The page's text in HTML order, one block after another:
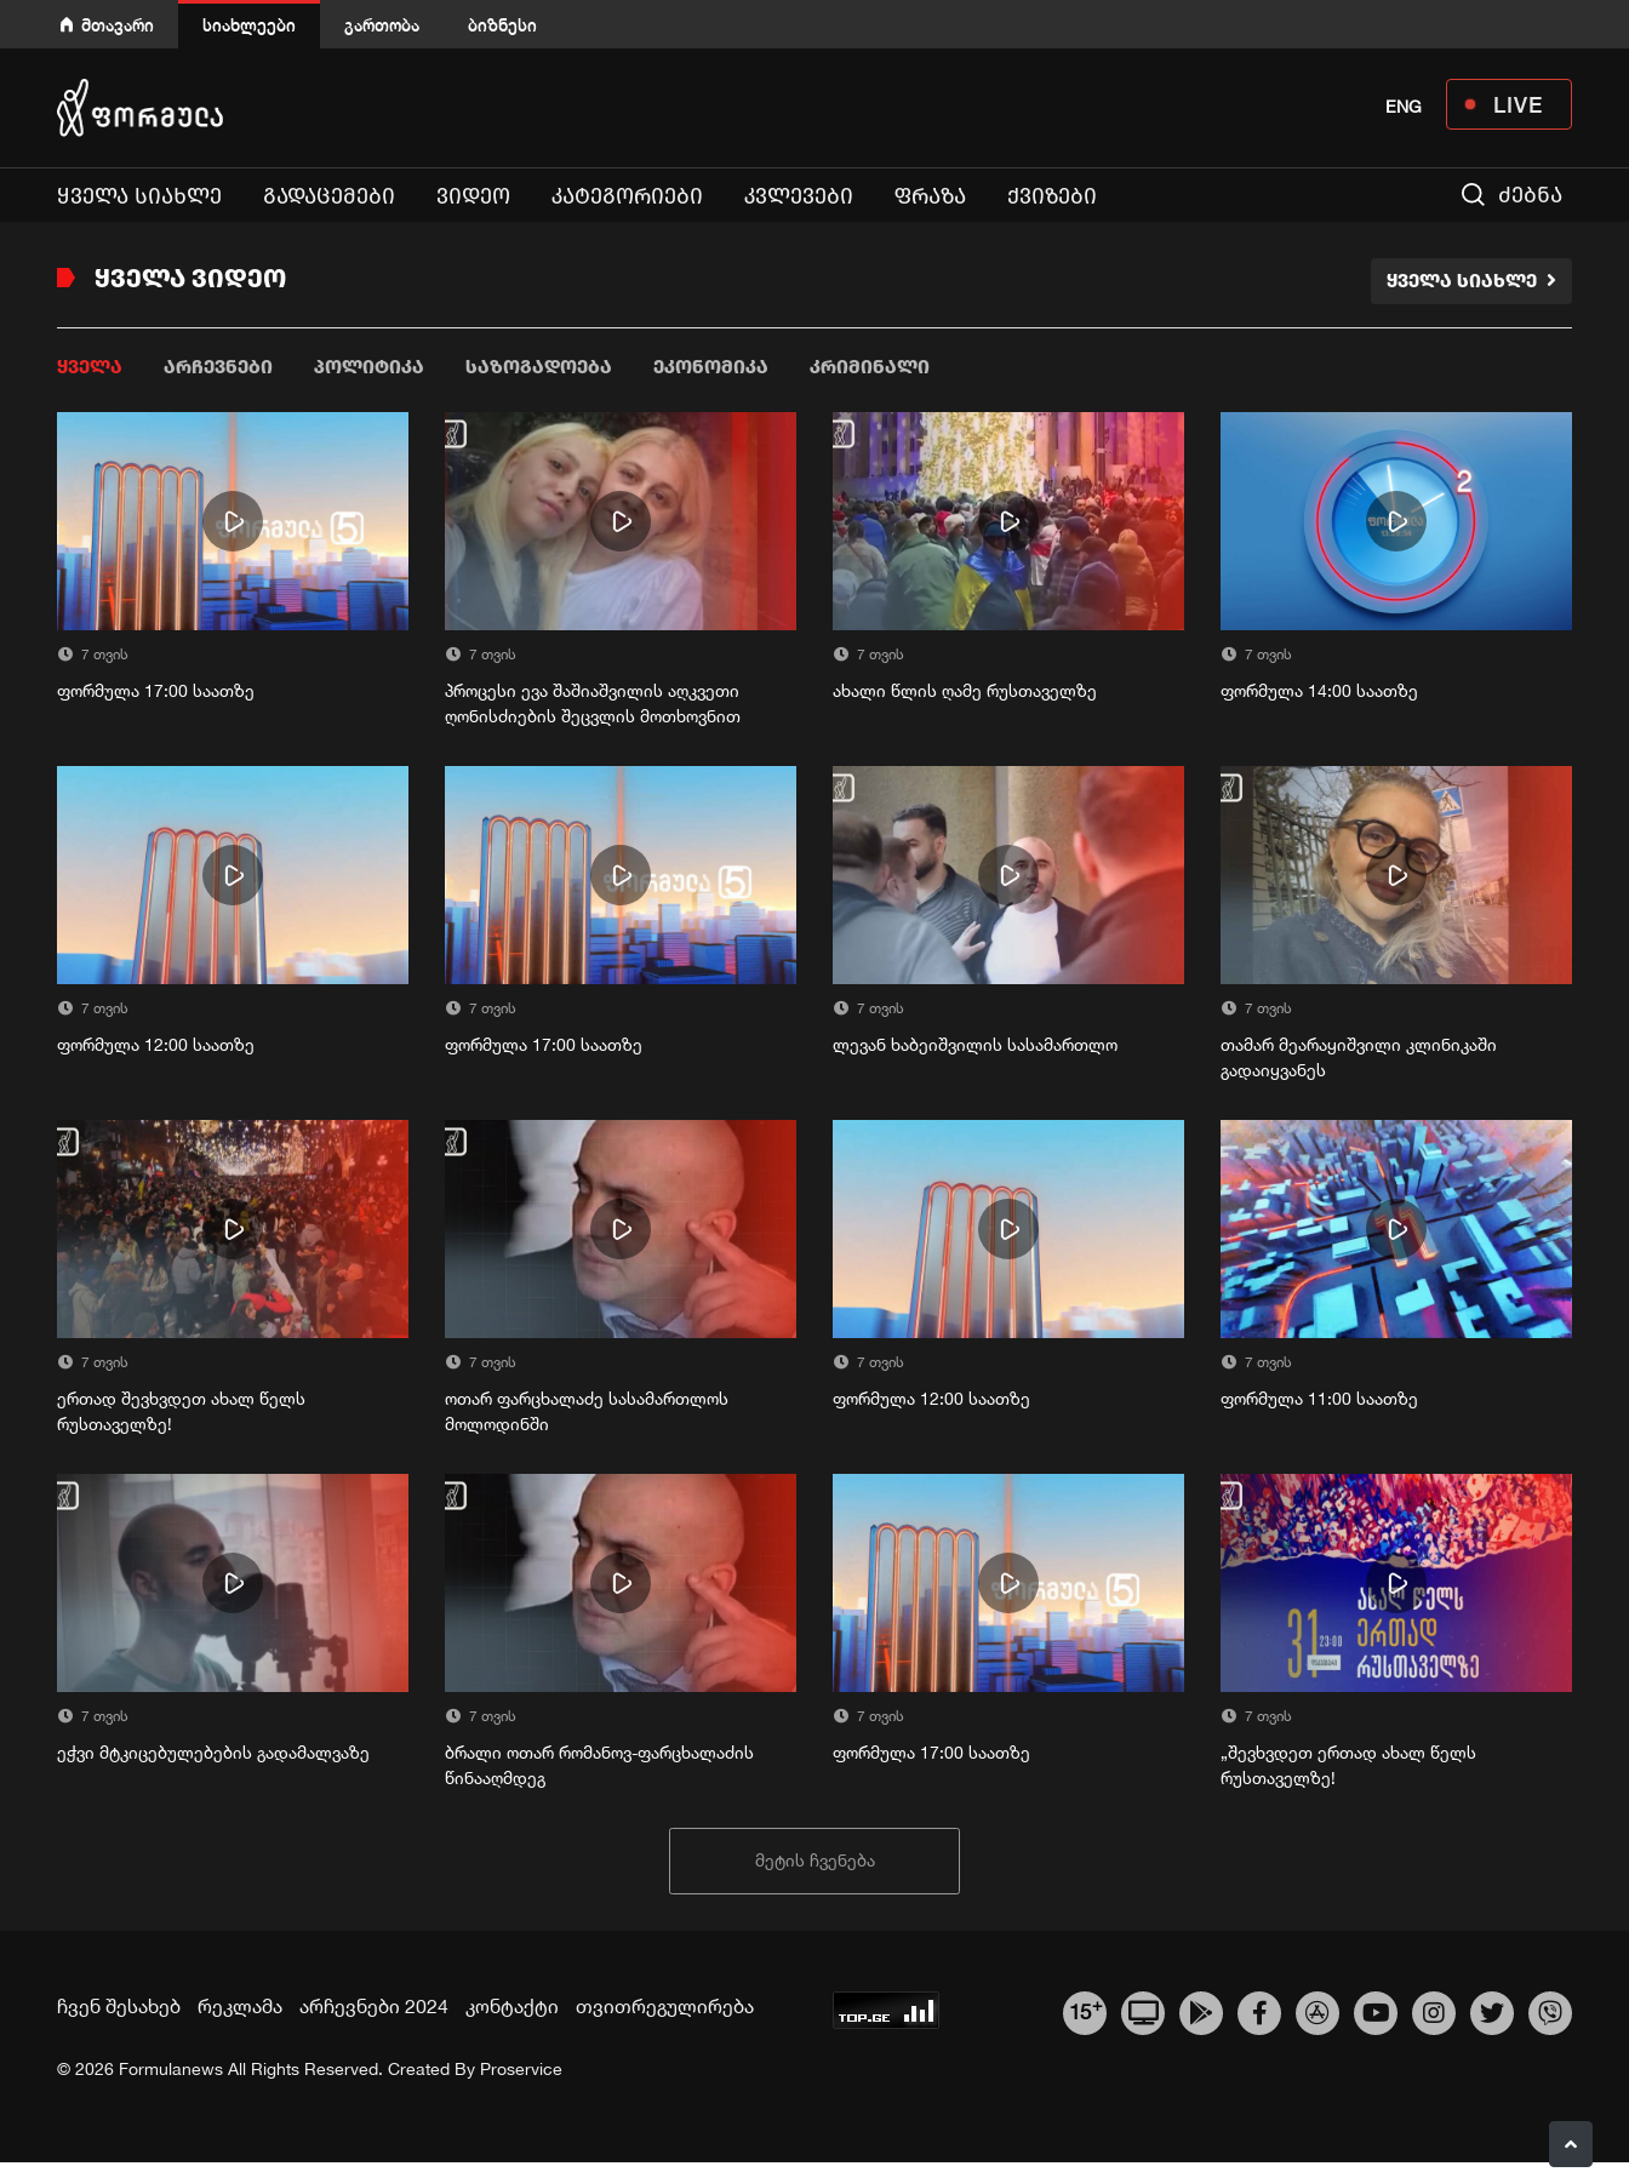
მთავარი სიახლეები გართობა ბიზნესი
LIVE
ENG
ᲧᲕᲔᲚᲐ ᲡᲘᲐᲮᲚᲔ ᲒᲐᲓᲐᲪᲔᲛᲔᲑᲘ ᲕᲘᲓᲔᲝ ᲙᲐᲢᲔᲒᲝᲠᲘᲔᲑᲘ ᲙᲕᲚᲔᲕᲔᲑᲘ ᲤᲠᲐᲖᲐ ᲥᲕᲘᲖᲔᲑᲘ ძებნა
ᲧᲕᲔᲚᲐ ᲕᲘᲓᲔᲝ ᲧᲕᲔᲚᲐ ᲡᲘᲐᲮᲚᲔ
ᲧᲕᲔᲚᲐ ᲐᲠᲩᲔᲕᲜᲔᲑᲘ ᲞᲝᲚᲘᲢᲘᲙᲐ ᲡᲐᲖᲝᲒᲐᲓᲝᲔᲑᲐ ᲔᲙᲝᲜᲝᲛᲘᲙᲐ ᲙᲠᲘᲛᲘᲜᲐᲚᲘ
7 თვის
ფორმულა 17:00 საათზე
7 თვის
პროცესი ევა შაშიაშვილის აღკვეთი
ღონისძიების შეცვლის მოთხოვნით
7 თვის
ახალი წლის ღამე რუსთაველზე
7 თვის
ფორმულა 14:00 საათზე
7 თვის
ფორმულა 12:00 საათზე
7 თვის
ფორმულა 17:00 საათზე
7 თვის
ლევან ხაბეიშვილის სასამართლო
7 თვის
თამარ მეარაყიშვილი კლინიკაში
გადაიყვანეს
7 თვის
ერთად შევხვდეთ ახალ წელს
რუსთაველზე!
7 თვის
ოთარ ფარცხალაძე სასამართლოს
მოლოდინში
7 თვის
ფორმულა 12:00 საათზე
7 თვის
ფორმულა 11:00 საათზე
7 თვის
ეჭვი მტკიცებულებების გადამალვაზე
7 თვის
ბრალი ოთარ რომანოვ-ფარცხალაძის
წინააღმდეგ
7 თვის
ფორმულა 17:00 საათზე
7 თვის
„შევხვდეთ ერთად ახალ წელს
რუსთაველზე!
მეტის ჩვენება
ჩვენ შესახებ რეკლამა არჩევნები 2024 კონტაქტი თვითრეგულირება 15+
© 2026 Formulanews All Rights Reserved. Created By Proservice